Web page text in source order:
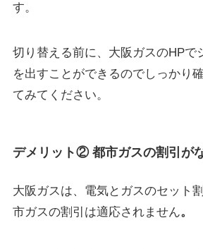
す。
切り替える前に、大阪ガスのHPで
を出すことができるのでしっかり
てみてください。
デメリット② 都市ガスの割引が
大阪ガスは、電気とガスのセット
市ガスの割引は適応されません。